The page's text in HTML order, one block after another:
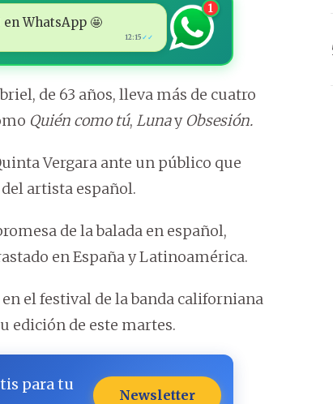
WhatsApp 🤩
12:15 ✓✓
1
de 63 años, lleva más de cuatro
Quién como tú, LunayObsesión.
Vergara ante un público que
artista español.
de la balada en español,
en España y Latinoamérica.
el festival de la banda californiana
edición de este martes.
para tu
Newsletter